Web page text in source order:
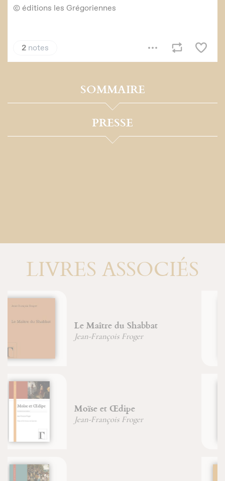
SOMMAIRE
PRESSE
LIVRES ASSOCIÉS
Six chemins pour connaître
sagesse et intelligence
Jean-François Froger
Le bestiaire de la Bible
Jean-Pierre Durand
Jean-François Froger